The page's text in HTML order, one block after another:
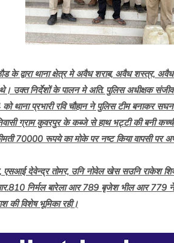
के द्वारा थाना क्षेत्र मे अवैध शराब, अवैध शस्त्र, अवैध
थे। उक्त निर्देशों के पालन मे अति. पुलिस अधीक्षक
थाना प्रभारी रवि चौहान ने पुलिस टीम बनाकर
ग्राम कुवरपुर के कब्जे से हाथ भट्टी की बनी
70000 रूपये का मोके पर नष्ट किया वापसी पर
एसआई देवेन्द्र तोमर, उनि नोवेल खेस सउनि राकेश
निर्मल बारेला आर 789 बृजेश भील आर 779
की विशेष भूमिका रही।